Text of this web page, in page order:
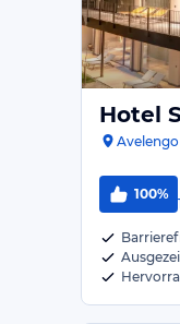
Hotel
100%